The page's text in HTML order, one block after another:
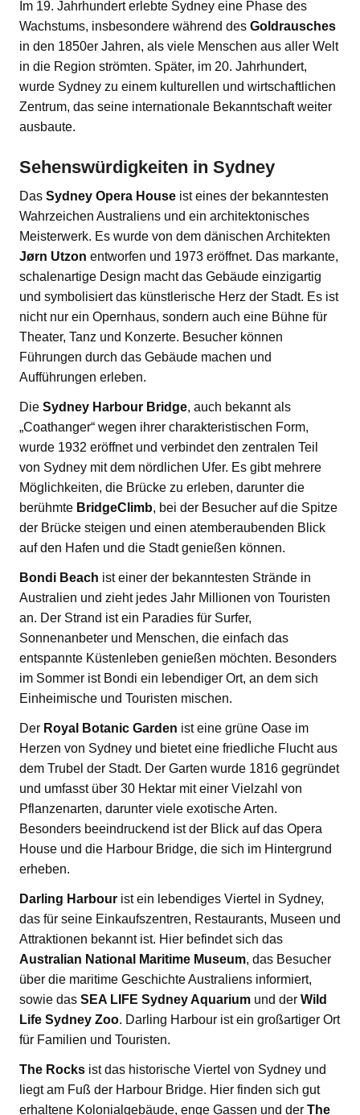
Im 19. Jahrhundert erlebte Sydney eine Phase des
Wachstums, insbesondere während des Goldrausches
in den 1850er Jahren, als viele Menschen aus aller Welt
in die Region strömten. Später, im 20. Jahrhundert,
wurde Sydney zu einem kulturellen und wirtschaftlichen
Zentrum, das seine internationale Bekanntschaft weiter
ausbaute.
Sehenswürdigkeiten in Sydney
Das Sydney Opera House ist eines der bekanntesten
Wahrzeichen Australiens und ein architektonisches
Meisterwerk. Es wurde von dem dänischen Architekten
Jørn Utzon entworfen und 1973 eröffnet. Das markante,
schalenartige Design macht das Gebäude einzigartig
und symbolisiert das künstlerische Herz der Stadt. Es ist
nicht nur ein Opernhaus, sondern auch eine Bühne für
Theater, Tanz und Konzerte. Besucher können
Führungen durch das Gebäude machen und
Aufführungen erleben.
Die Sydney Harbour Bridge, auch bekannt als
„Coathanger“ wegen ihrer charakteristischen Form,
wurde 1932 eröffnet und verbindet den zentralen Teil
von Sydney mit dem nördlichen Ufer. Es gibt mehrere
Möglichkeiten, die Brücke zu erleben, darunter die
berühmte BridgeClimb, bei der Besucher auf die Spitze
der Brücke steigen und einen atemberaubenden Blick
auf den Hafen und die Stadt genießen können.
Bondi Beach ist einer der bekanntesten Strände in
Australien und zieht jedes Jahr Millionen von Touristen
an. Der Strand ist ein Paradies für Surfer,
Sonnenanbeter und Menschen, die einfach das
entspannte Küstenleben genießen möchten. Besonders
im Sommer ist Bondi ein lebendiger Ort, an dem sich
Einheimische und Touristen mischen.
Der Royal Botanic Garden ist eine grüne Oase im
Herzen von Sydney und bietet eine friedliche Flucht aus
dem Trubel der Stadt. Der Garten wurde 1816 gegründet
und umfasst über 30 Hektar mit einer Vielzahl von
Pflanzenarten, darunter viele exotische Arten.
Besonders beeindruckend ist der Blick auf das Opera
House und die Harbour Bridge, die sich im Hintergrund
erheben.
Darling Harbour ist ein lebendiges Viertel in Sydney,
das für seine Einkaufszentren, Restaurants, Museen und
Attraktionen bekannt ist. Hier befindet sich das
Australian National Maritime Museum, das Besucher
über die maritime Geschichte Australiens informiert,
sowie das SEA LIFE Sydney Aquarium und der Wild
Life Sydney Zoo. Darling Harbour ist ein großartiger Ort
für Familien und Touristen.
The Rocks ist das historische Viertel von Sydney und
liegt am Fuß der Harbour Bridge. Hier finden sich gut
erhaltene Kolonialgebäude, enge Gassen und der The